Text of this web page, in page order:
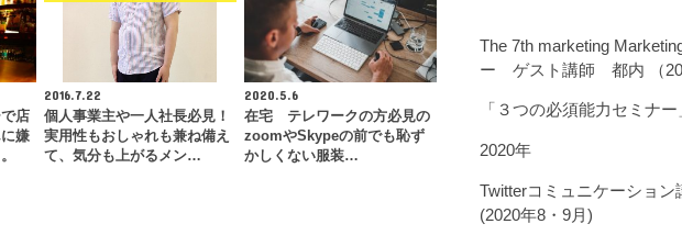
店
嫌
2016.7.22
個人事業主や一人社長必見！
実用性もおしゃれも兼ね備え
て、気分も上がるメン…
2020.5.6
在宅 テレワークの方必見の
zoomやSkypeの前でも恥ず
かしくない服装…
The 7th marketing
ー ゲスト講師 都内 （
「３つの必須能力セミナ
2020年
Twitterコミュニケーショ
(2020年8・9月)